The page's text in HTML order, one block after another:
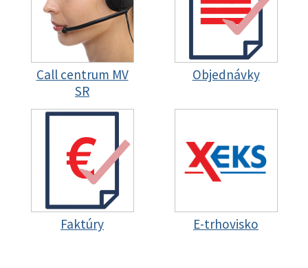
Call centrum MV
SR
Objednávky
Faktúry E-trhovisko